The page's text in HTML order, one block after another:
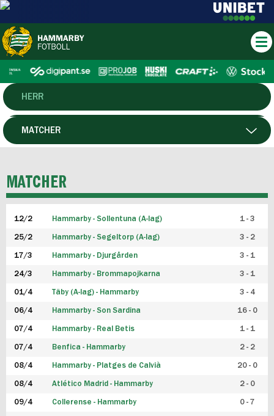
HERR
DAM
P19
F19
FUTSAL HERR
FUTSAL DAM
MATCHER
MATCHER
12/2 Hammarby - Sollentuna (A-lag) 1 - 3
25/2 Hammarby - Segeltorp (A-lag) 3 - 2
17/3 Hammarby - Djurgården 3 - 1
24/3 Hammarby - Brommapojkarna 3 - 1
01/4 Täby (A-lag) - Hammarby 3 - 4
06/4 Hammarby - Son Sardina 16 - 0
07/4 Hammarby - Real Betis 1 - 1
07/4 Benfica - Hammarby 2 - 2
08/4 Hammarby - Platges de Calvià 20 - 0
08/4 Atlético Madrid - Hammarby 2 - 0
09/4 Collerense - Hammarby 0 - 7